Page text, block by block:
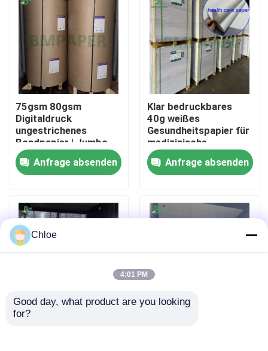
Startseite
Produkte
Über uns
Fabrik Tour
Qualitätskontrolle
Nachrichten
Cad-Plotter-Papier
75gsm 80gsm
Digitaldruck
ungestrichenes
Bondpapier | Jumbo-
Rollen 61cm - 150cm
BreiteAnfrage absenden
Klar bedruckbares
40g weißes
Gesundheitspapier für
medizinische
Anweisungen 65 x
86cmAnfrage absenden
70GSM 80GSM
Chloe
4:01 PM
Good day, what product are you looking
for?